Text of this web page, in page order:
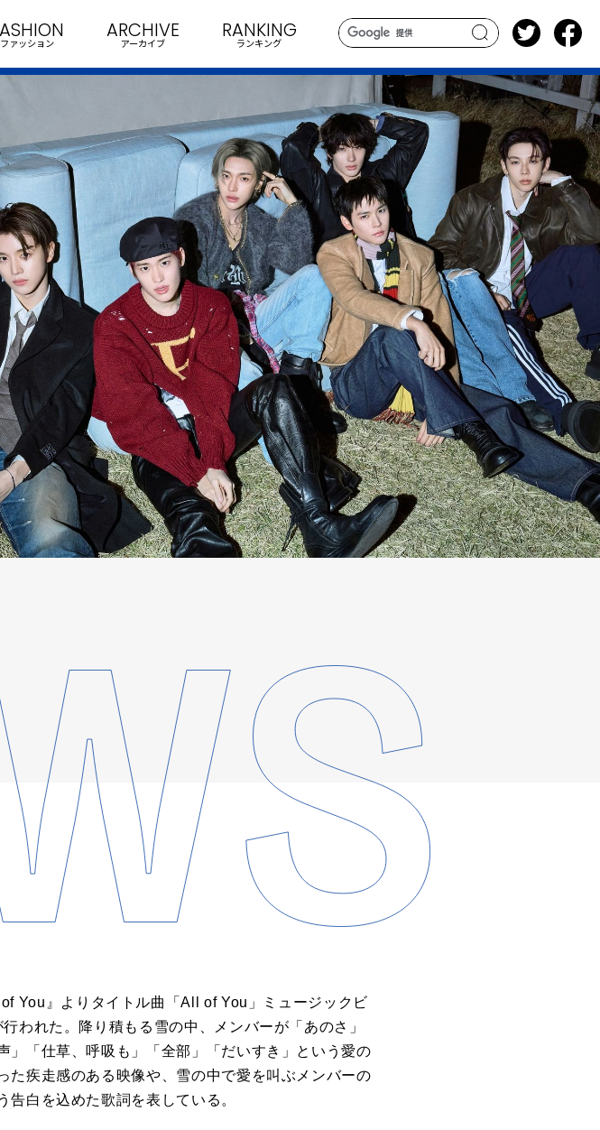
search
ファッション
ARCHIVE
アーカイブ
RANKING
ランキング
You 』よりタイトル曲「All of You 」ミュージックビ
われた。降り積もる雪の中、メンバーが「あのさ」
」「仕草、呼吸も」「全部」「だいすき」という愛の
た疾走感のある映像や、雪の中で愛を叫ぶメンバーの
白を込めた歌詞を表している。